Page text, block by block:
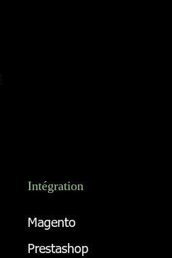
Intégration
Magento
Prestashop